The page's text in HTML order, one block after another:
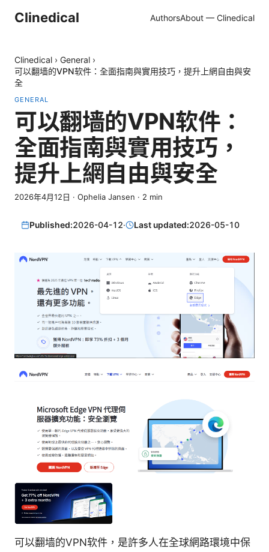
Clinedical AuthorsAbout — Clinedical
Clinedical › General ›
可以翻墙的VPN软件：全面指南與實用技巧，提升上網自由與安
全
GENERAL
可以翻墙的VPN软件：
全面指南與實用技巧，
提升上網自由與安全
2026年4月12日 · Ophelia Jansen · 2 min
Published:2026-04-12· Last updated:2026-05-10
可以翻墙的VPN软件，是許多人在全球網路環境中保